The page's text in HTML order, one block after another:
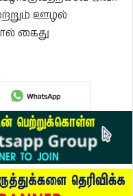
ஊழல்
கைது